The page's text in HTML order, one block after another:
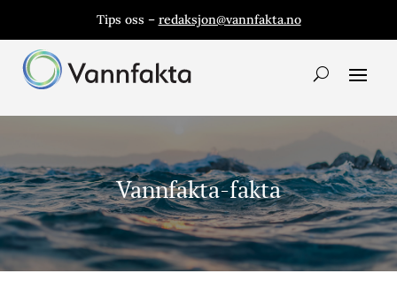
Tips oss – redaksjon@vannfakta.no
Vannfakta-fakta